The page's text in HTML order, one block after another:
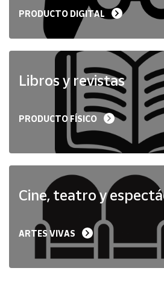
Península
Baleares
Melilla
PRODUCTO DIGITAL
Libros y revistas
PRODUCTO FÍSICO
Cine, teatro y
ARTES VIVAS